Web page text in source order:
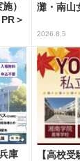
）
＞
灘・南山
2026.8.5
庫
【高校